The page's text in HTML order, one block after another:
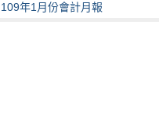
109年1月份會計月報